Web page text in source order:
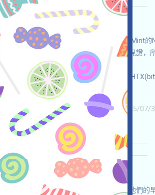
10YearsNFT 语言：
正在空投10YearsNFT，這是一個免費Mint的
可追溯不可篡改性，更何況叠加了NFT的見證，
話就Mint一手！注：GAS可以通過
3NB3NAa),OKX(bit.ly/
獲得！
需申请 ETH/ERC/EVM
收录时间: 2025/07/
重要程度:
★★★★ 4.0
TA 语言：
正在空投，打开活动页面，如果您是他們的